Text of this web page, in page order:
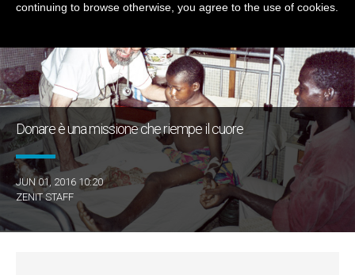
ULTIME NOTIZIE
Donare è una missione che riempe il cuore
JUN 01, 2016 10:20
ZENIT STAFF
continuing to browse otherwise, you agree to the use of cookies.